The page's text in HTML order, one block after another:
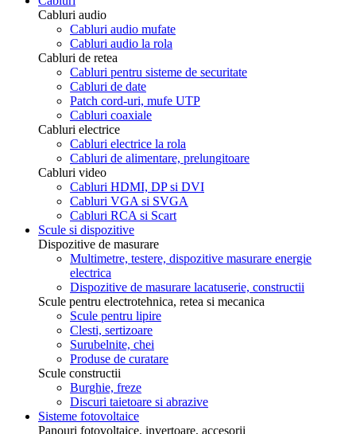
Cabluri audio
Cabluri audio mufate
Cabluri audio la rola
Cabluri de retea
Cabluri pentru sisteme de securitate
Cabluri de date
Patch cord-uri, mufe UTP
Cabluri coaxiale
Cabluri electrice
Cabluri electrice la rola
Cabluri de alimentare, prelungitoare
Cabluri video
Cabluri HDMI, DP si DVI
Cabluri VGA si SVGA
Cabluri RCA si Scart
Scule si dispozitive
Dispozitive de masurare
Multimetre, testere, dispozitive masurare energie
electrica
Dispozitive de masurare lacatuserie, constructii
Scule pentru electrotehnica, retea si mecanica
Scule pentru lipire
Clesti, sertizoare
Surubelnite, chei
Produse de curatare
Scule constructii
Burghie, freze
Discuri taietoare si abrazive
Sisteme fotovoltaice
Panouri fotovoltaice, invertoare, accesorii